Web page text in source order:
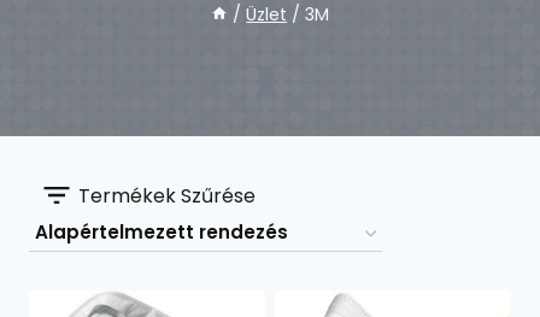
/ Üzlet / 3M
Termékek Szűrése